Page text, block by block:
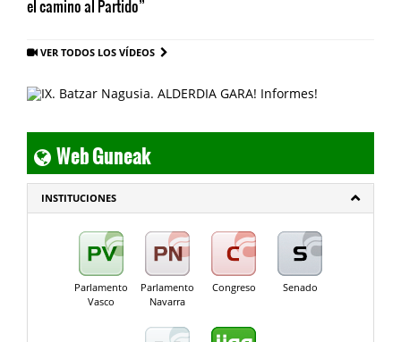
el camino al Partido”
VER TODOS LOS VÍDEOS
Web Guneak
INSTITUCIONES
Parlamento
Vasco
Parlamento
Navarra
Congreso Senado